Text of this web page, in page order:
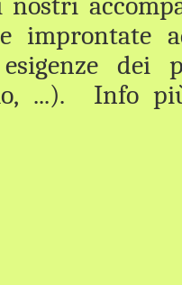
improntate
dei
...). Info più